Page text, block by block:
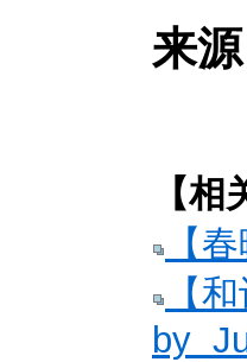
来源
【相
【
【
by